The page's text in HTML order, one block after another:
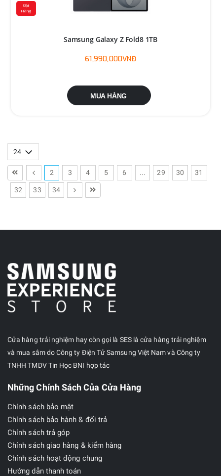
Đặt
Hàng
Samsung Galaxy Z Fold8 1TB
61,990,000VNĐ
MUA HÀNG
2 3 4 5 6 ... 29 30 31
32 33 34
Cửa hàng trải nghiệm hay còn gọi là SES là cửa hàng trải nghiệm
và mua sắm do Công ty Điện Tử Samsung Việt Nam và Công ty
TNHH TMDV Tin Học BNI hợp tác
Những Chính Sách Của Cửa Hàng
Chính sách bảo mật
Chính sách bảo hành & đổi trả
Chính sách trả góp
Chính sách giao hàng & kiểm hàng
Chính sách hoạt động chung
Hướng dẫn thanh toán